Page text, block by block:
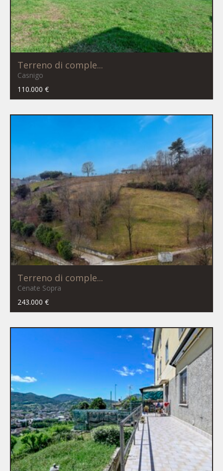
Terreno di comple...
Casnigo
110.000 €
Terreno di comple...
Cenate Sopra
243.000 €